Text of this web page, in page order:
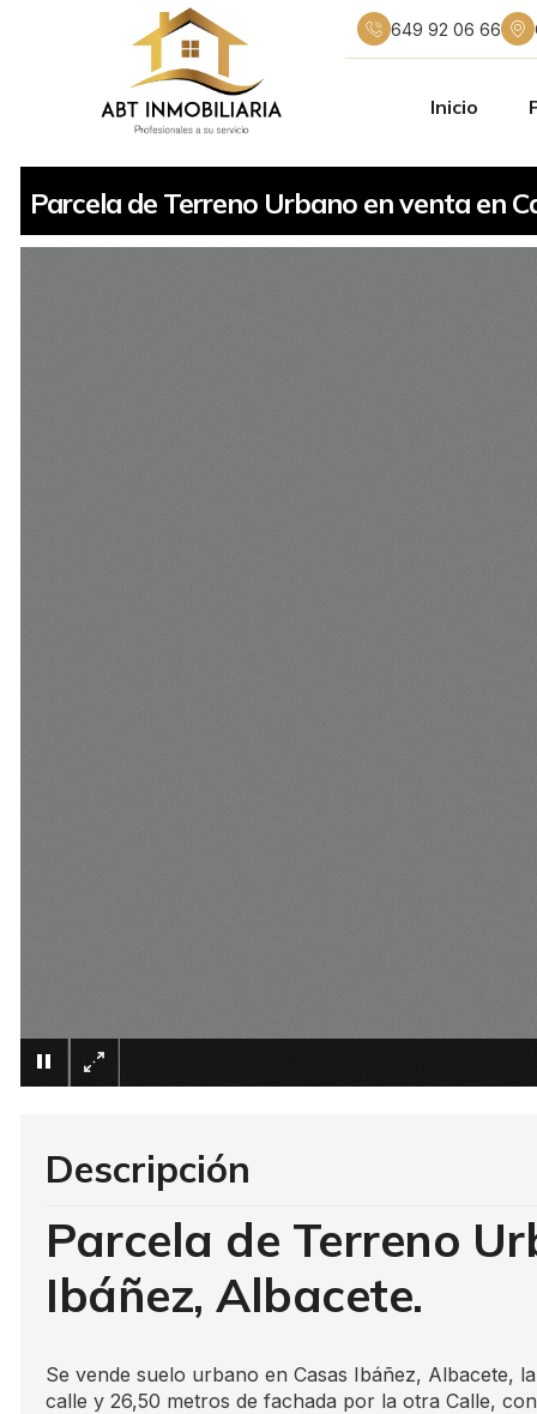
649 92 06 66
Inicio
Parcela de Terreno Urbano en venta en
Descripción
Parcela de Terreno
Ibáñez, Albacete.
Se vende suelo urbano en Casas Ibáñez, Albacete,
calle y 26,50 metros de fachada por la otra Calle,